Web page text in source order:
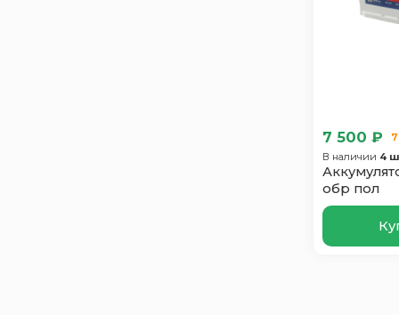
7 500 ₽
В наличии 4
обр пол